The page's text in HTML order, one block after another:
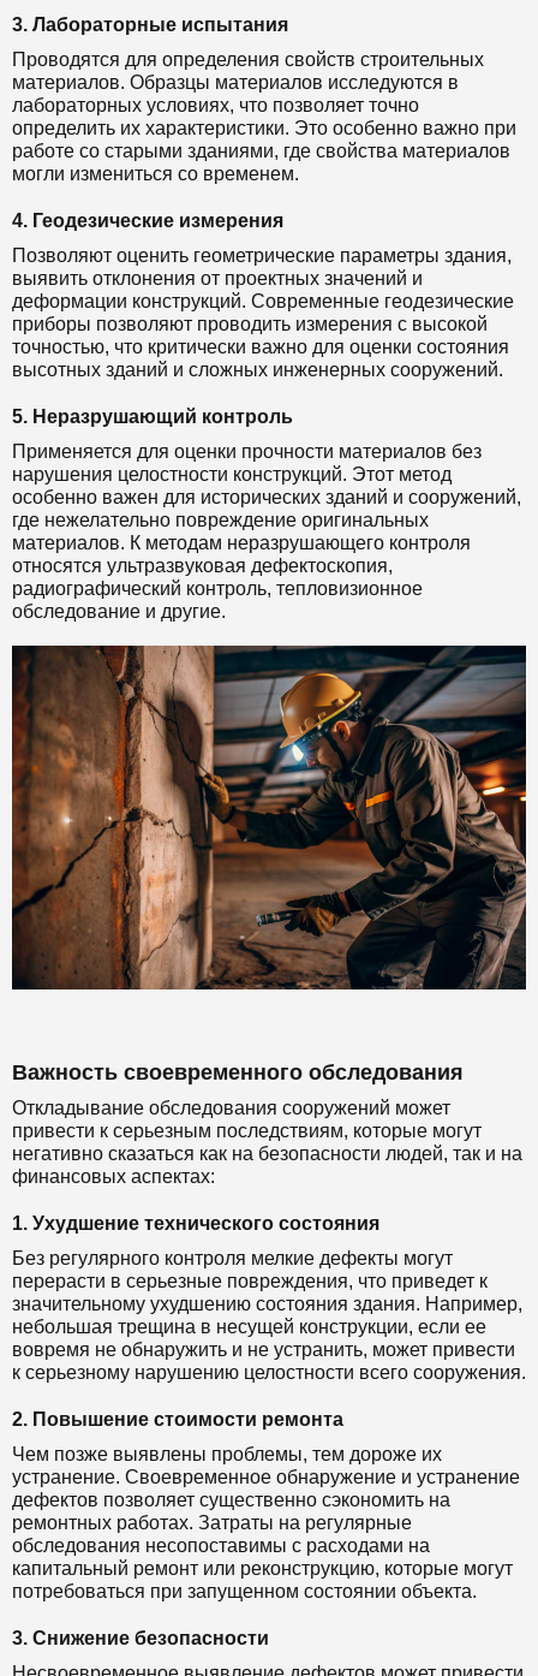
3. Лабораторные испытания
Проводятся для определения свойств строительных
материалов. Образцы материалов исследуются в
лабораторных условиях, что позволяет точно
определить их характеристики. Это особенно важно при
работе со старыми зданиями, где свойства материалов
могли измениться со временем.
4. Геодезические измерения
Позволяют оценить геометрические параметры здания,
выявить отклонения от проектных значений и
деформации конструкций. Современные геодезические
приборы позволяют проводить измерения с высокой
точностью, что критически важно для оценки состояния
высотных зданий и сложных инженерных сооружений.
5. Неразрушающий контроль
Применяется для оценки прочности материалов без
нарушения целостности конструкций. Этот метод
особенно важен для исторических зданий и сооружений,
где нежелательно повреждение оригинальных
материалов. К методам неразрушающего контроля
относятся ультразвуковая дефектоскопия,
радиографический контроль, тепловизионное
обследование и другие.
Важность своевременного обследования
Откладывание обследования сооружений может
привести к серьезным последствиям, которые могут
негативно сказаться как на безопасности людей, так и на
финансовых аспектах:
1. Ухудшение технического состояния
Без регулярного контроля мелкие дефекты могут
перерасти в серьезные повреждения, что приведет к
значительному ухудшению состояния здания. Например,
небольшая трещина в несущей конструкции, если ее
вовремя не обнаружить и не устранить, может привести
к серьезному нарушению целостности всего сооружения.
2. Повышение стоимости ремонта
Чем позже выявлены проблемы, тем дороже их
устранение. Своевременное обнаружение и устранение
дефектов позволяет существенно сэкономить на
ремонтных работах. Затраты на регулярные
обследования несопоставимы с расходами на
капитальный ремонт или реконструкцию, которые могут
потребоваться при запущенном состоянии объекта.
3. Снижение безопасности